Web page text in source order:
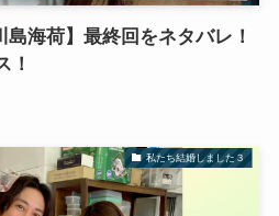
島海荷】最終回をネタバレ！
！
私たち結婚しました３